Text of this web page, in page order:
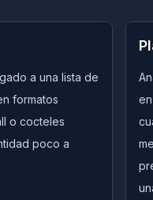
a una lista de
formatos
o cocteles
poco a